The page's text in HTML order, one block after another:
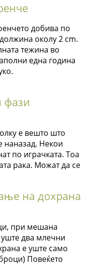
добива по
околу 2 cm.
тежина во
една година
фази
е вешто што
наназад. Некои
по играчката. Тоа
рака. Можат да се
на дохрана
при мешана
два млечни
е уште само
Повеќето